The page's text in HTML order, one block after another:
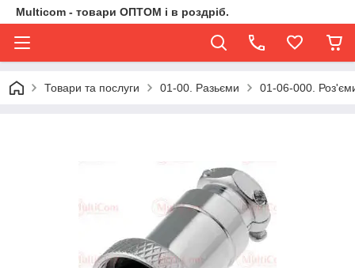
Multicom - товари ОПТОМ і в роздріб.
Товари та послуги 01-00. Разьєми 01-06-000. Роз'єми